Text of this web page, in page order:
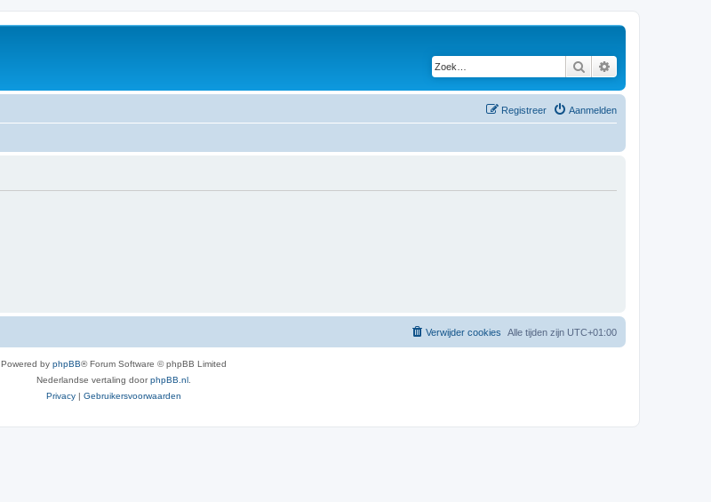
Zoek
Aanmelden
Registreer
Alle tijden zijn UTC+01:00
Verwijder cookies
Powered by phpBB® Forum Software © phpBB Limited
Nederlandse vertaling doorphpBB.nl
Privacy | Gebruikersvoorwaarden